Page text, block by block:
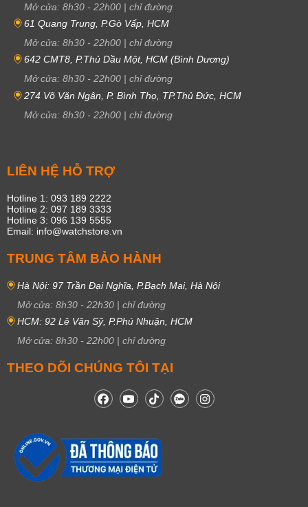
Mở cửa: 8h30 - 22h00 | chỉ đường
61 Quang Trung, P.Gò Vấp, HCM
Mở cửa: 8h30 - 22h00 | chỉ đường
642 CMT8, P.Thủ Dầu Một, HCM (Bình Dương)
Mở cửa: 8h30 - 22h00 | chỉ đường
274 Võ Văn Ngân, P. Bình Thọ, TP.Thủ Đức, HCM
Mở cửa: 8h30 - 22h00 | chỉ đường
LIÊN HỆ HỖ TRỢ
Hotline 1: 093 189 2222
Hotline 2: 097 189 3333
Hotline 3: 096 139 5555
Email: info@watchstore.vn
TRUNG TÂM BẢO HÀNH
Hà Nội: 97 Trần Đại Nghĩa, P.Bạch Mai, Hà Nội
Mở cửa: 8h30 - 22h30 | chỉ đường
HCM: 92 Lê Văn Sỹ, P.Phú Nhuận, HCM
Mở cửa: 8h30 - 22h00 | chỉ đường
THEO DÕI CHÚNG TÔI TẠI